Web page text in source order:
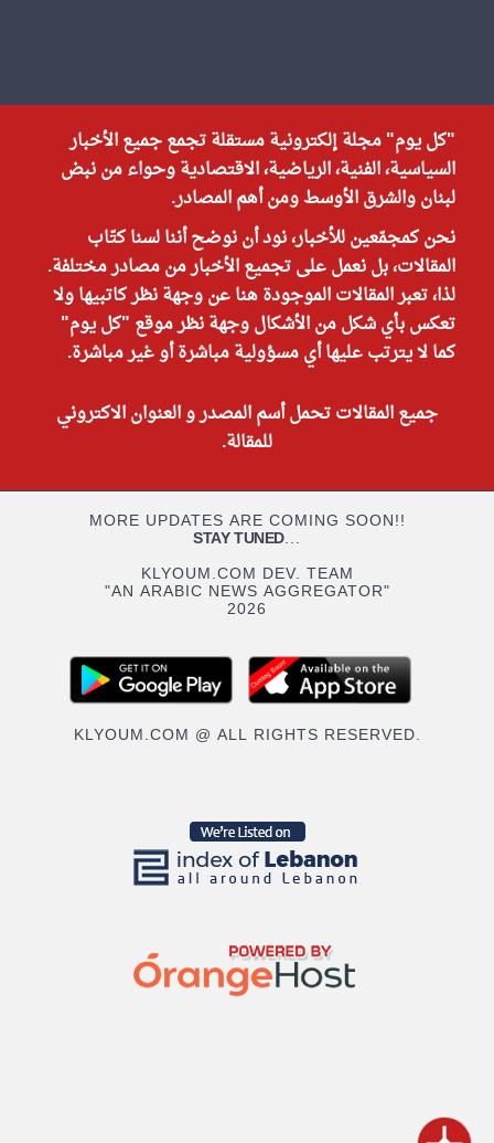
"كل يوم" مجلة إلكترونية مستقلة تجمع جميع الأخبار
السياسية، الفنية، الرياضية، الاقتصادية وحواء من نبض
لبنان والشرق الأوسط ومن أهم المصادر.
نحن كمجمّعين للأخبار، نود أن نوضح أننا لسنا كتّاب
المقالات، بل نعمل على تجميع الأخبار من مصادر مختلفة.
لذا، تعبر المقالات الموجودة هنا عن وجهة نظر كاتبيها ولا
تعكس بأي شكل من الأشكال وجهة نظر موقع "كل يوم"
كما لا يترتب عليها أي مسؤولية مباشرة أو غير مباشرة.
جميع المقالات تحمل أسم المصدر و العنوان الاكتروني
للمقالة.
MORE UPDATES ARE COMING SOON!!
STAY TUNED...
KLYOUM.COM DEV. TEAM
"AN ARABIC NEWS AGGREGATOR"
2026
KLYOUM.COM @ ALL RIGHTS RESERVED.